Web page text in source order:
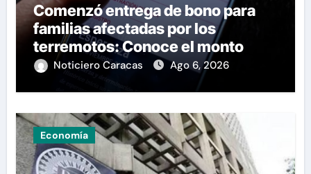
Comenzó entrega de bono para
familias afectadas por los
terremotos: Conoce el monto
Noticiero Caracas Ago 6, 2026
Economía